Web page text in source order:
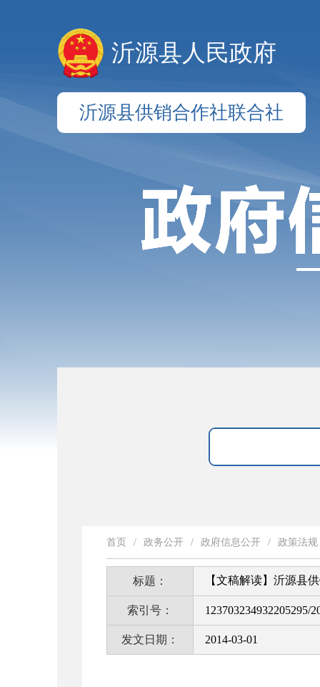
沂源县人民政府
沂源县供销合作社联合社
首页 / 政务公开 / 政府信息公开 / 政策法规
标题： 【文稿解读】沂源县
索引号： 123703234932205295/
发文日期： 2014-03-01